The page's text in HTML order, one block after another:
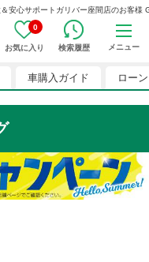
安心サポートガリバー座間店のお客様
0
お気に入り 検索履歴 メニュー
車購入ガイド ローン